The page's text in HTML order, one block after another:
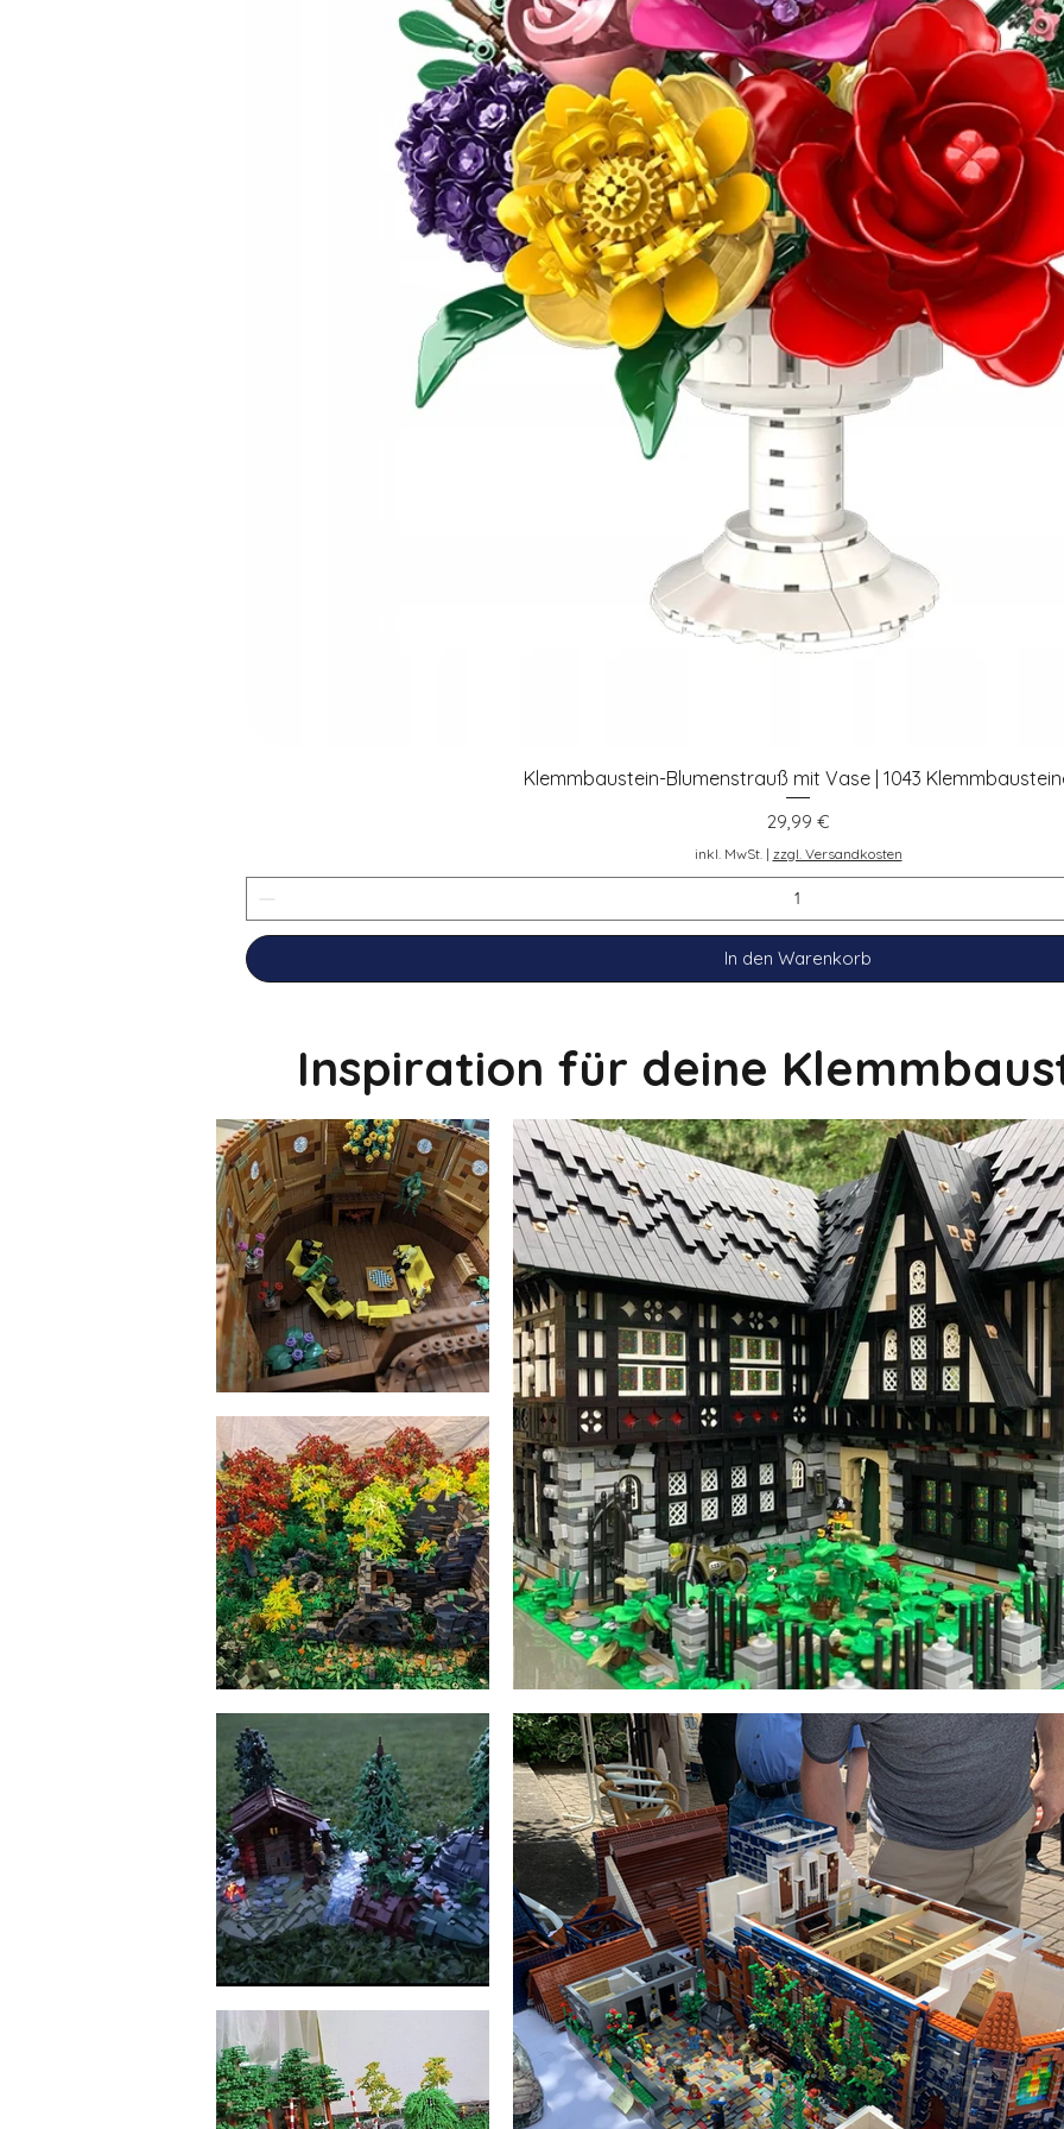
Schnellansicht
Klemmbaustein-Blumenstrauß mit Vase | 1043
Preis
29,99 €
inkl. MwSt. | zzgl. Versandkosten
In den Warenkorb
Inspiration für deine